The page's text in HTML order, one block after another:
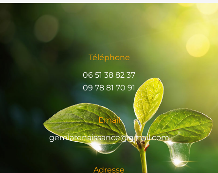
Téléphone
06 51 38 82 37
09 78 81 70 91
Email
gemlarenaissance@gmail.com
Adresse